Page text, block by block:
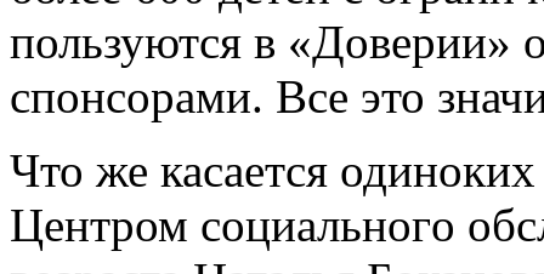
пользуются в «Доверии»
спонсорами. Все это
Что же касается
Центром coциaльнoгo